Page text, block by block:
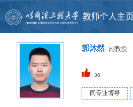
教师个人主页
郭沐然副教授
36
同专业博导